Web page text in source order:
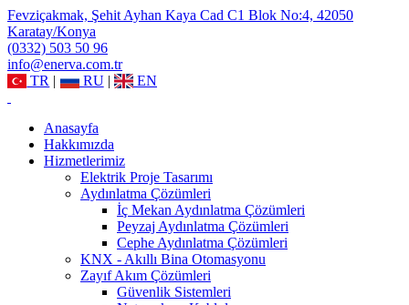
Fevziçakmak, Şehit Ayhan Kaya Cad C1 Blok No:4, 42050
Karatay/Konya
(0332) 503 50 96
info@enerva.com.tr
TR | RU | EN
Anasayfa
Hakkımızda
Hizmetlerimiz
Elektrik Proje Tasarımı
Aydınlatma Çözümleri
İç Mekan Aydınlatma Çözümleri
Peyzaj Aydınlatma Çözümleri
Cephe Aydınlatma Çözümleri
KNX - Akıllı Bina Otomasyonu
Zayıf Akım Çözümleri
Güvenlik Sistemleri